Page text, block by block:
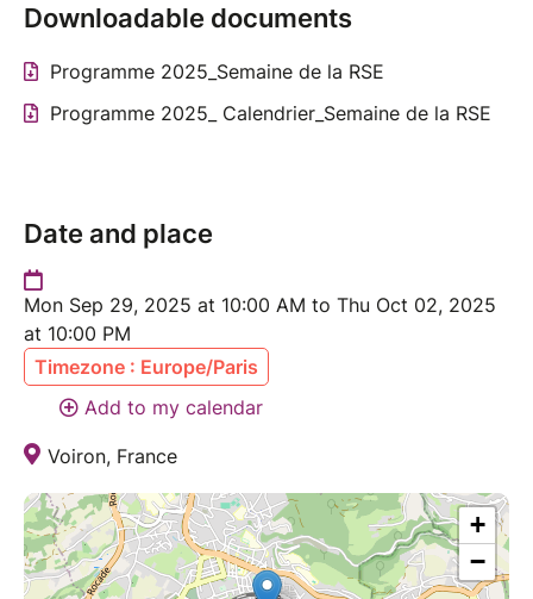
Downloadable documents
Programme 2025_Semaine de la RSE
Programme 2025_ Calendrier_Semaine de la RSE
Date and place
Mon Sep 29, 2025 at 10:00 AM to Thu Oct 02, 2025
at 10:00 PM
Timezone : Europe/Paris
Add to my calendar
Voiron, France
+
−